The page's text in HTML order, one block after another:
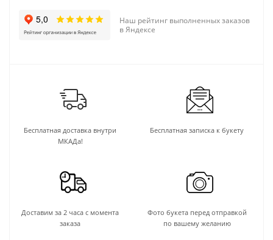
Наш рейтинг выполненных заказов
в Яндексе
Бесплатная доставка внутри
МКАДа!
Бесплатная записка к букету
Доставим за 2 часа с момента
заказа
Фото букета перед отправкой
по вашему желанию